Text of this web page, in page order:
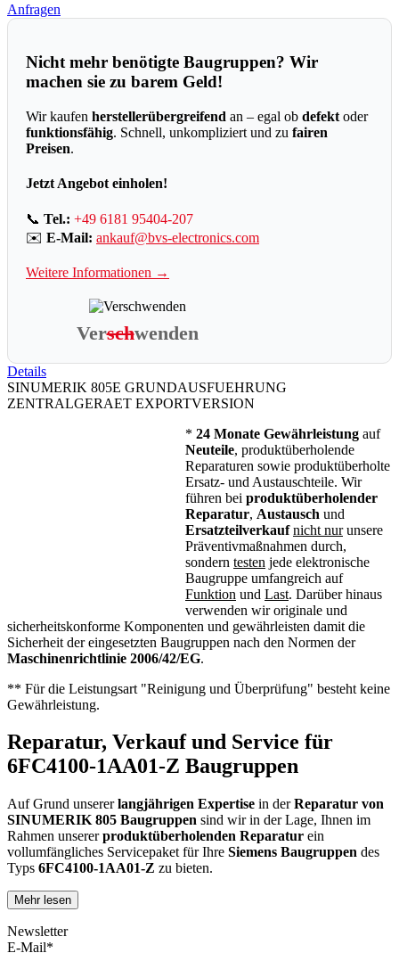
Anfragen
Nicht mehr benötigte Baugruppen? Wir
machen sie zu barem Geld!
Wir kaufen herstellerübergreifend an – egal ob defekt oder
funktionsfähig. Schnell, unkompliziert und zu fairen
Preisen.
Jetzt Angebot einholen!
📞 Tel.: +49 6181 95404-207
✉️ E-Mail: ankauf@bvs-electronics.com
Weitere Informationen →
Verschwenden
Details
SINUMERIK 805E GRUNDAUSFUEHRUNG
ZENTRALGERAET EXPORTVERSION
* 24 Monate Gewährleistung auf
Neuteile, produktüberholende
Reparaturen sowie produktüberholte
Ersatz- und Austauschteile. Wir
führen bei produktüberholender
Reparatur, Austausch und
Ersatzteilverkauf nicht nurunsere
Präventivmaßnahmen durch,
sondern testen jede elektronische
Baugruppe umfangreich auf
Funktion und Last. Darüber hinaus
verwenden wir originale und
sicherheitskonforme Komponenten und gewährleisten damit die
Sicherheit der eingesetzten Baugruppen nach den Normen der
Maschinenrichtlinie 2006/42/EG.
** Für die Leistungsart "Reinigung und Überprüfung" besteht keine
Gewährleistung.
Reparatur, Verkauf und Service für
6FC4100-1AA01-Z Baugruppen
Auf Grund unsererlangjährigen Expertise in derReparatur von
SINUMERIK 805 Baugruppen sind wir in der Lage, Ihnen im
Rahmen unsererproduktüberholenden Reparatur ein
vollumfängliches Servicepaket für Ihre Siemens Baugruppen des
Typs 6FC4100-1AA01-Z zu bieten.
Dies unterscheidet unsere
konventionellen Reparaturen:
Mehr lesen
Newsletter
E-Mail*